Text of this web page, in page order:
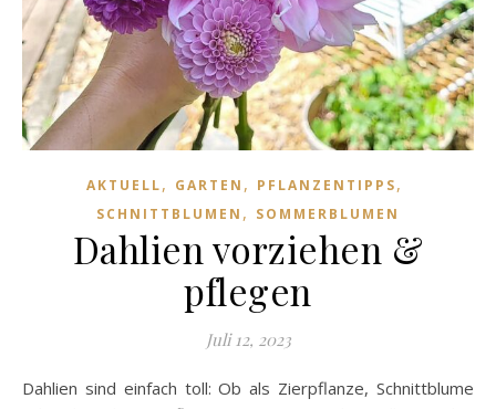
AKTUELL, GARTEN , PFLANZENTIPPS,
SCHNITTBLUMEN , SOMMERBLUMEN
Dahlien vorziehen &
pflegen
Juli 12, 2023
Dahlien sind einfach toll: Ob als Zierpflanze, Schnittblume